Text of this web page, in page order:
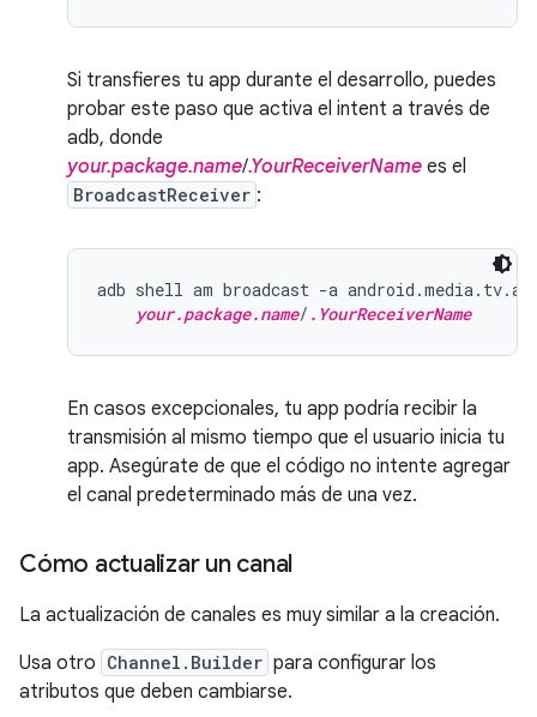
Si transfieres tu app durante el desarrollo, puedes
probar este paso que activa el intent a través de
adb, donde
your.package.name/.YourReceiverName es el
BroadcastReceiver :
adb shell am broadcast -a
your.package.name/ .YourReceiverName
En casos excepcionales, tu app podría recibir la
transmisión al mismo tiempo que el usuario inicia tu
app. Asegúrate de que el código no intente agregar
el canal predeterminado más de una vez.
Cómo actualizar un canal
La actualización de canales es muy similar a la creación.
Usa otro Channel.Builder para configurar los
atributos que deben cambiarse.